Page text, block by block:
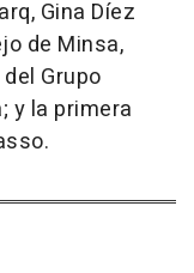
Gina Díez
de Minsa,
Grupo
y la primera